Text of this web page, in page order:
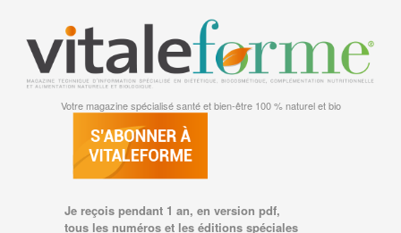
Votre magazine spécialisé santé et bien-être 100 % naturel et bio
Je reçois pendant 1 an, en version pdf,
tous les numéros et les éditions spéciales